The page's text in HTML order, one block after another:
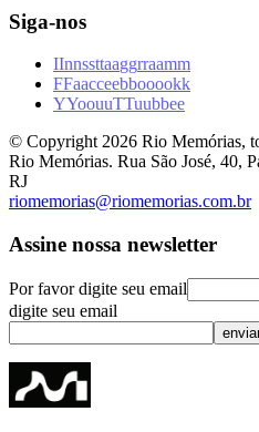
Siga-nos
IInnssttaaggrraamm
FFaacceebbooookk
YYoouuTTuubbee
© Copyright 2026 Rio Memórias,
Rio Memórias. Rua São José, 40,
RJ
riomemorias@riomemorias.com.br
Assine nossa newsletter
Por favor digite seu email
digite seu email